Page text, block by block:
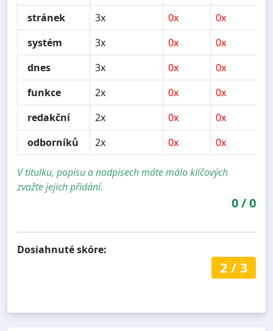
stránek
3x 0x 0x
systém
3x 0x 0x
dnes
3x 0x 0x
funkce
2x 0x 0x
redakční
2x 0x 0x
odborníků
2x 0x 0x
V titulku, popisu a nadpisech máte málo klíčových
zvažte jejich přidání.
0/0
Dosiahnuté skóre:
2/ 3